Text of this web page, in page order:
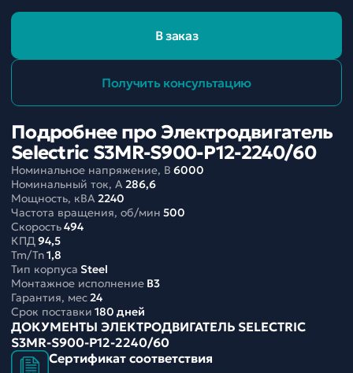
В заказ
Получить консультацию
Подробнее про Электродвигатель
Selectric S3MR-S900-P12-2240/60
Номинальное напряжение, В 6000
Номинальный ток, A286,6
Мощность, кВА2240
Частота вращения, об/мин 500
Скорость494
КПД94,5
Tm/Tn1,8
Тип корпуса Steel
Монтажное исполнение B3
Гарантия, мес24
Срок поставки 180 дней
ДОКУМЕНТЫ ЭЛЕКТРОДВИГАТЕЛЬ SELECTRIC
S3MR-S900-P12-2240/60
Сертификат соответствия